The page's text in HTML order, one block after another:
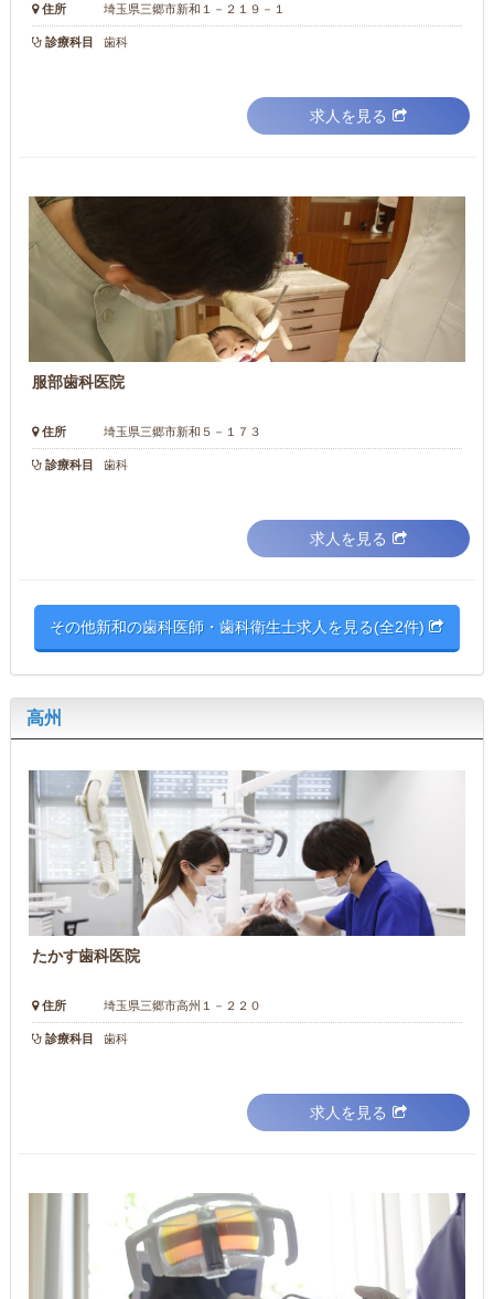
住所 埼玉県三郷市新和１－２１９－１
診療科目 歯科
求人を見る
服部歯科医院
住所 埼玉県三郷市新和５－１７３
診療科目 歯科
求人を見る
その他新和の歯科医師・歯科衛生士求人を見る(全2件)
高州
たかす歯科医院
住所 埼玉県三郷市高州１－２２０
診療科目 歯科
求人を見る